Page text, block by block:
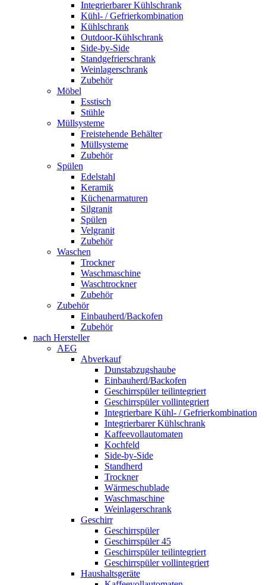
Integrierbarer Kühlschrank
Kühl- / Gefrierkombination
Kühlschrank
Outdoor-Kühlschrank
Side-by-Side
Standgefrierschrank
Weinlagerschrank
Zubehör
Möbel
Esstisch
Stühle
Müllsysteme
Freistehende Behälter
Müllsysteme
Zubehör
Spülen
Edelstahl
Keramik
Küchenarmaturen
Silgranit
Spülen
Velgranit
Zubehör
Waschen
Trockner
Waschmaschine
Waschtrockner
Zubehör
Zubehör
Einbauherd/Backofen
Zubehör
nach Hersteller
AEG
Abverkauf
Dunstabzugshaube
Einbauherd/Backofen
Geschirrspüler teilintegriert
Geschirrspüler vollintegriert
Integrierbare Kühl- / Gefrierkombination
Integrierbarer Kühlschrank
Kaffeevollautomaten
Kochfeld
Side-by-Side
Standherd
Trockner
Wärmeschublade
Waschmaschine
Weinlagerschrank
Geschirr
Geschirrspüler
Geschirrspüler 45
Geschirrspüler teilintegriert
Geschirrspüler vollintegriert
Haushaltsgeräte